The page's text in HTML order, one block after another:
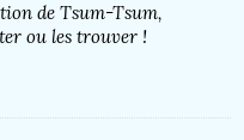
de Tsum-Tsum,
ou les trouver !